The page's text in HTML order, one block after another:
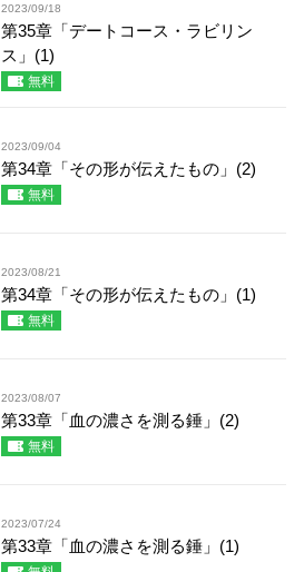
2023/09/18
第35章「デートコース・ラビリン
ス」(1)
無料
2023/09/04
第34章「その形が伝えたもの」(2)
無料
2023/08/21
第34章「その形が伝えたもの」(1)
無料
2023/08/07
第33章「血の濃さを測る錘」(2)
無料
2023/07/24
第33章「血の濃さを測る錘」(1)